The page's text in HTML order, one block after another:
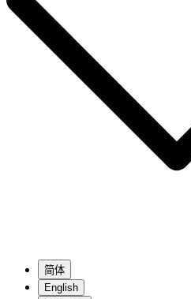
简体
English